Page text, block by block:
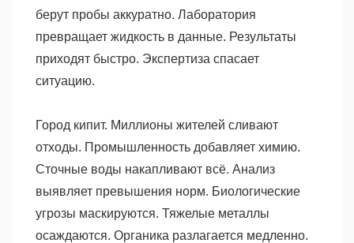
берут пробы аккуратно. Лаборатория
превращает жидкость в данные. Результаты
приходят быстро. Экспертиза спасает
ситуацию.
Город кипит. Миллионы жителей сливают
отходы. Промышленность добавляет химию.
Сточные воды накапливают всё. Анализ
выявляет превышения норм. Биологические
угрозы маскируются. Тяжелые металлы
осаждаются. Органика разлагается медленно.